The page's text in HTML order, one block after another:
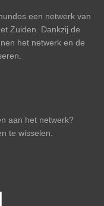
een netwerk van
Zuiden. Dankzij de
het netwerk en de
aan het netwerk?
te wisselen.